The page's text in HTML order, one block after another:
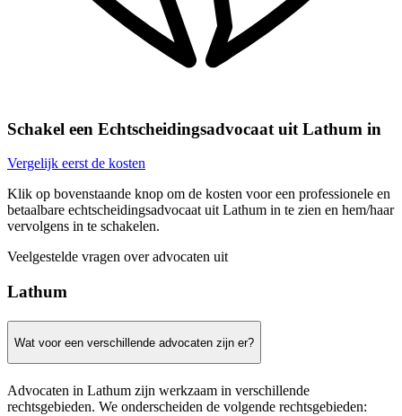
Schakel een Echtscheidingsadvocaat uit Lathum in
Vergelijk eerst de kosten
Klik op bovenstaande knop om de kosten voor een professionele en
betaalbare echtscheidingsadvocaat uit Lathum in te zien en hem/haar
vervolgens in te schakelen.
Veelgestelde vragen over advocaten uit
Lathum
Wat voor een verschillende advocaten zijn er?
Advocaten in Lathum zijn werkzaam in verschillende
rechtsgebieden. We onderscheiden de volgende rechtsgebieden: